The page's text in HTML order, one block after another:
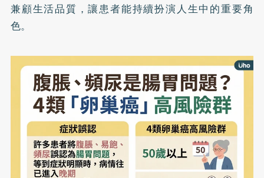
兼顧生活品質，讓患者能持續扮演人生中的重要角
色。